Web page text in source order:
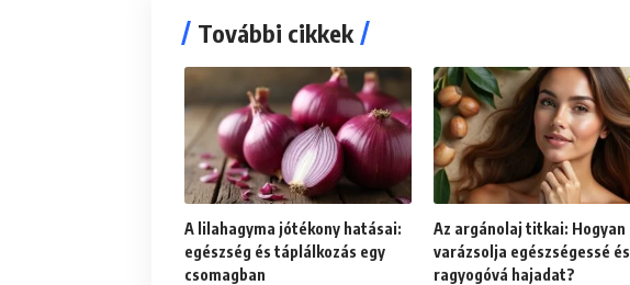
További cikkek
A lilahagyma jótékony hatásai:
egészség és táplálkozás egy
csomagban
Az argánolaj titkai: Hogyan
varázsolja egészségessé és
ragyogóvá hajadat?